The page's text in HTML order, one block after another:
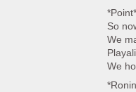
*Point*
So
We
We